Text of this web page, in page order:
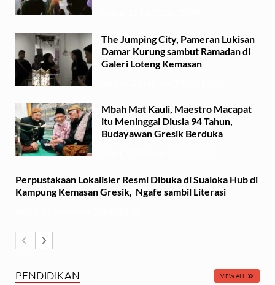
The Jumping City, Pameran Lukisan
Damar Kurung sambut Ramadan di
Galeri Loteng Kemasan
Mbah Mat Kauli, Maestro Macapat
itu Meninggal Diusia 94 Tahun,
Budayawan Gresik Berduka
Perpustakaan Lokalisier Resmi Dibuka di Sualoka Hub di
Kampung Kemasan Gresik, Ngafe sambil Literasi
PENDIDIKAN VIEW ALL